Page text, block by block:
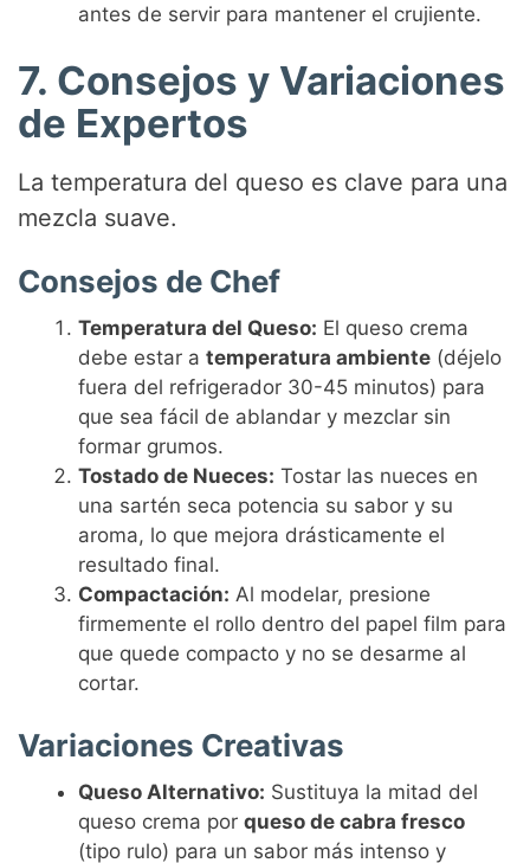
antes de servir para mantener el crujiente.
7. Consejos y Variaciones
de Expertos
La temperatura del queso es clave para una
mezcla suave.
Consejos de Chef
Temperatura del Queso: El queso crema
debe estar atemperatura ambiente (déjelo
fuera del refrigerador 30-45 minutos) para
que sea fácil de ablandar y mezclar sin
formar grumos.
Tostado de Nueces: Tostar las nueces en
una sartén seca potencia su sabor y su
aroma, lo que mejora drásticamente el
resultado final.
Compactación: Al modelar, presione
firmemente el rollo dentro del papel film para
que quede compacto y no se desarme al
cortar.
Variaciones Creativas
Queso Alternativo: Sustituya la mitad del
queso crema porqueso de cabra fresco
(tipo rulo) para un sabor más intenso y